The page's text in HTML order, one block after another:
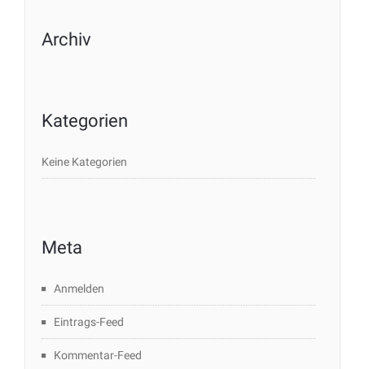
Archiv
Kategorien
Keine Kategorien
Meta
Anmelden
Eintrags-Feed
Kommentar-Feed